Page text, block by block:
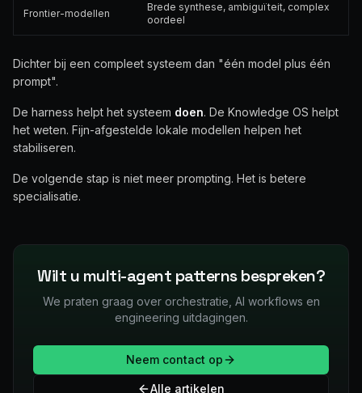
Frontier-modellen
Brede synthese, ambiguïteit, complex
oordeel
Dichter bij een compleet systeem dan "één model plus één
prompt".
De harness helpt het systeem doen. De Knowledge OS helpt
het weten. Fijn-afgestelde lokale modellen helpen het
stabiliseren.
De volgende stap is niet meer prompting. Het is betere
specialisatie.
Wilt u multi-agent patterns bespreken?
We praten graag over orchestratie, AI workflows en
engineering uitdagingen.
Neem contact op
Alle artikelen